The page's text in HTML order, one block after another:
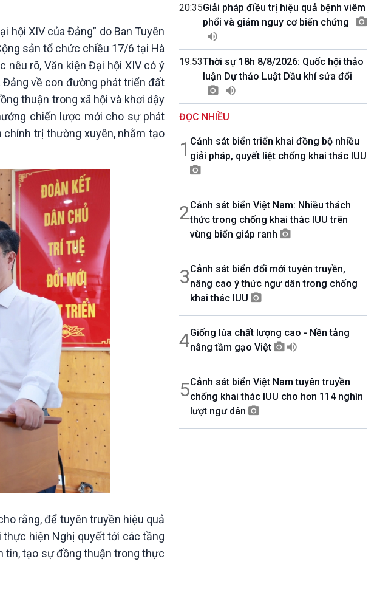
10 phút Sự kiện - Luận bàn
Câu chuyện thời sự
Đối thoại
Diễn đàn chủ nhật
Chuyện đêm
hội XIV của Đảng” do Ban Tuyên
sản tổ chức chiều 17/6 tại Hà
nêu rõ, Văn kiện Đại hội XIV có ý
về con đường phát triển đất
thuận trong xã hội và khơi dậy
chiến lược mới cho sự phát
trị thường xuyên, nhằm tạo
rằng, để tuyên truyền hiệu quả
thực hiện Nghị quyết tới các tầng
tin, tạo sự đồng thuận trong thực
20:35Giải pháp điều trị hiệu quả bệnh viêm
phổi và giảm nguy cơ biến chứng
19:53Thời sự 18h 8/8/2026: Quốc hội thảo
luận Dự thảo Luật Dầu khí sửa đổi
ĐỌC NHIỀU
1 Cảnh sát biển triển khai đồng bộ nhiều
giải pháp, quyết liệt chống khai thác IUU
2Cảnh sát biển Việt Nam: Nhiều thách
thức trong chống khai thác IUU trên
vùng biển giáp ranh
3Cảnh sát biển đổi mới tuyên truyền,
nâng cao ý thức ngư dân trong chống
khai thác IUU
4Giống lúa chất lượng cao - Nền tảng
nâng tầm gạo Việt
5Cảnh sát biển Việt Nam tuyên truyền
chống khai thác IUU cho hơn 114 nghìn
lượt ngư dân